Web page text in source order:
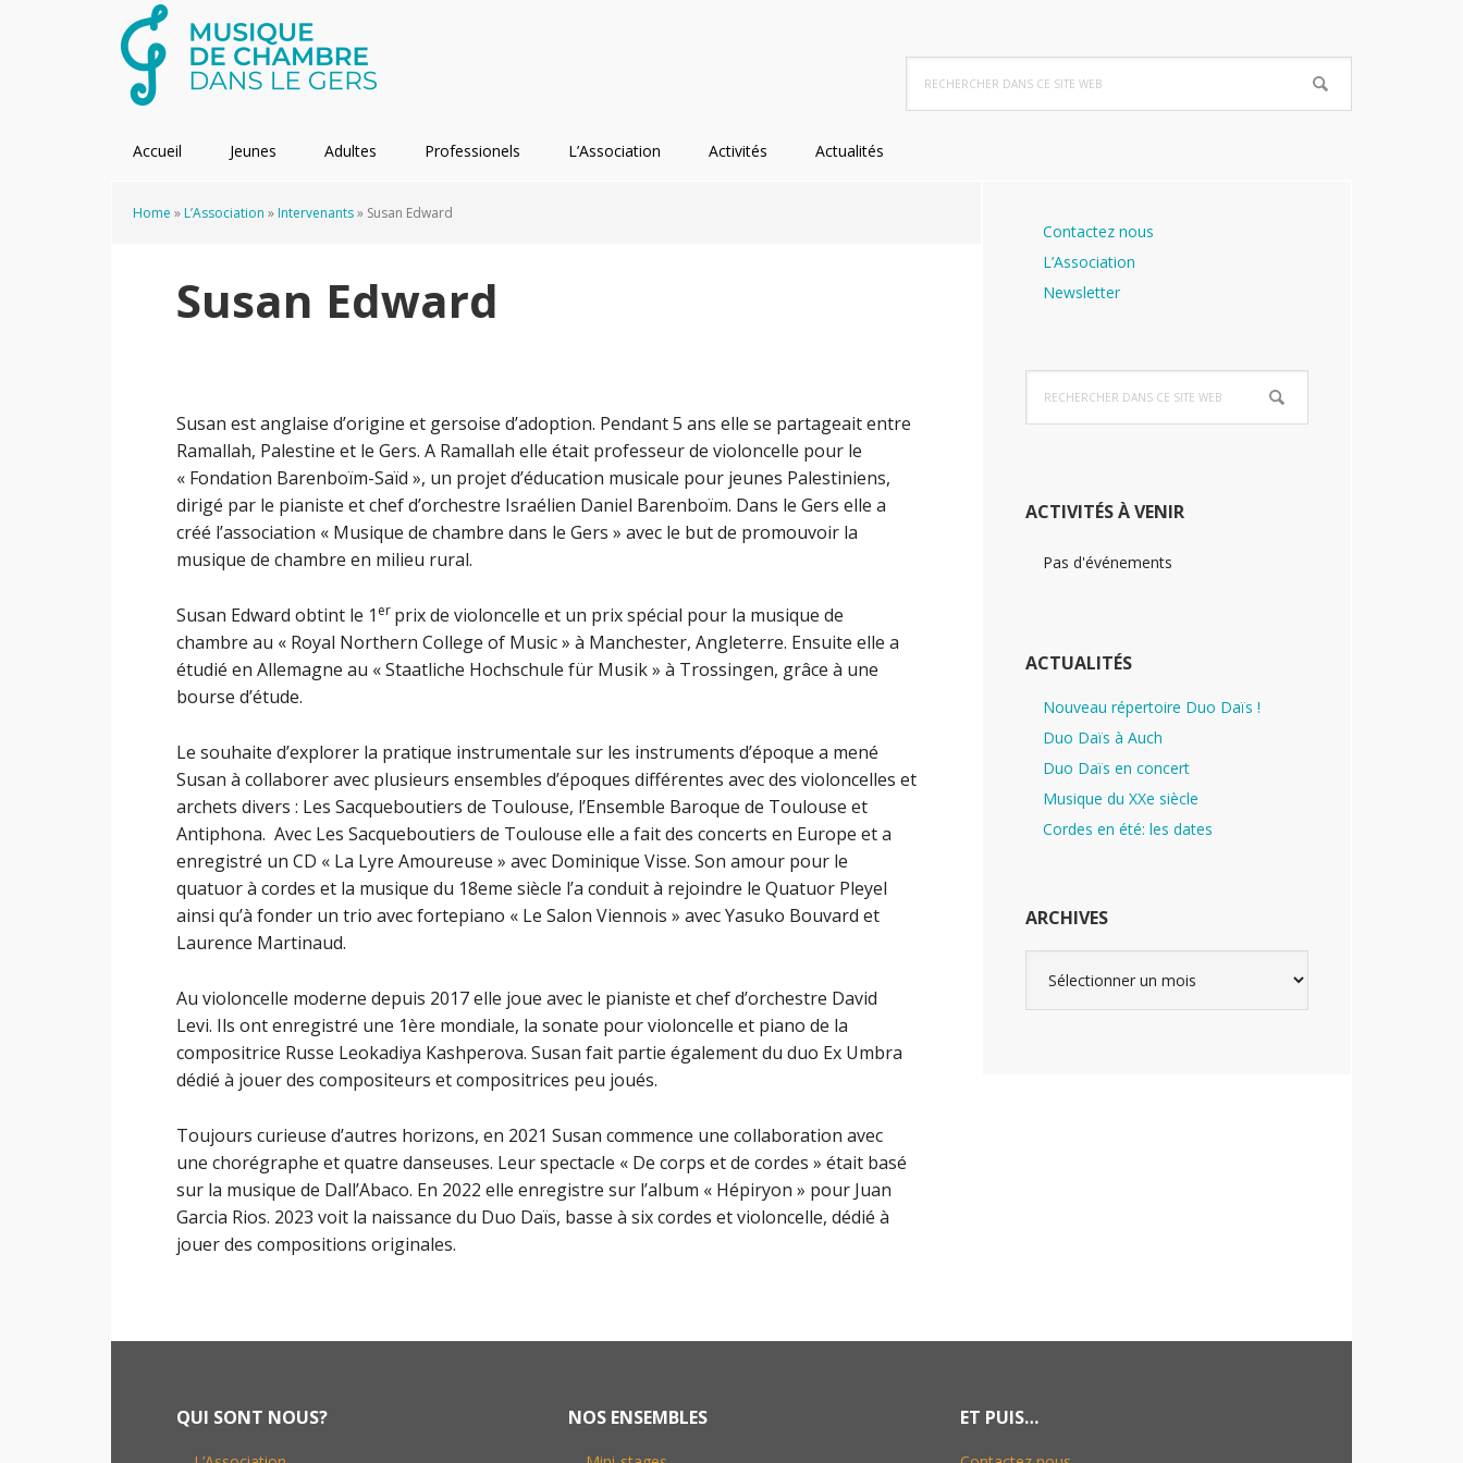
Passer
la
navigation
Passer
au
contenu
principal
Passer
la
barre
principale
Passer
au
pied
de
dans
Accueil Jeunes Adultes Professionels L’Association Activités Actualités
Home » L’Association » Intervenants» Susan Edward
Susan Edward
Susan est anglaise d’origine et gersoise d’adoption. Pendant 5 ans elle se partageait entre
Ramallah, Palestine et le Gers. A Ramallah elle était professeur de violoncelle pour le
« Fondation Barenboïm-Saïd », un projet d’éducation musicale pour jeunes Palestiniens,
dirigé par le pianiste et chef d’orchestre Israélien Daniel Barenboïm. Dans le Gers elle a
créé l’association « Musique de chambre dans le Gers » avec le but de promouvoir la
musique de chambre en milieu rural.
Susan Edward obtint le 1 er prix de violoncelle et un prix spécial pour la musique de
chambre au « Royal Northern College of Music » à Manchester, Angleterre. Ensuite elle a
étudié en Allemagne au « Staatliche Hochschule für Musik » à Trossingen, grâce à une
bourse d’étude.
Le souhaite d’explorer la pratique instrumentale sur les instruments d’époque a mené
Susan à collaborer avec plusieurs ensembles d’époques différentes avec des violoncelles et
archets divers : Les Sacqueboutiers de Toulouse, l’Ensemble Baroque de Toulouse et
Antiphona. Avec Les Sacqueboutiers de Toulouse elle a fait des concerts en Europe et a
enregistré un CD « La Lyre Amoureuse » avec Dominique Visse. Son amour pour le
quatuor à cordes et la musique du 18eme siècle l’a conduit à rejoindre le Quatuor Pleyel
ainsi qu’à fonder un trio avec fortepiano « Le Salon Viennois » avec Yasuko Bouvard et
Laurence Martinaud.
Au violoncelle moderne depuis 2017 elle joue avec le pianiste et chef d’orchestre David
Levi. Ils ont enregistré une 1ère mondiale, la sonate pour violoncelle et piano de la
compositrice Russe Leokadiya Kashperova. Susan fait partie également du duo Ex Umbra
dédié à jouer des compositeurs et compositrices peu joués.
Toujours curieuse d’autres horizons, en 2021 Susan commence une collaboration avec
une chorégraphe et quatre danseuses. Leur spectacle « De corps et de cordes » était basé
sur la musique de Dall’Abaco. En 2022 elle enregistre sur l’album « Hépiryon » pour Juan
Garcia Rios. 2023 voit la naissance du Duo Daïs, basse à six cordes et violoncelle, dédié à
jouer des compositions originales.
latérale
principale
Contactez nous
L’Association
Newsletter
dans
ce
ACTIVITÉS À VENIR
Pas d'événements
ACTUALITÉS
Nouveau répertoire Duo Daïs !
Duo Daïs à Auch
Duo Daïs en concert
Musique du XXe siècle
Cordes en été: les dates
ARCHIVES
QUI SONT NOUS? NOS ENSEMBLES ET PUIS…